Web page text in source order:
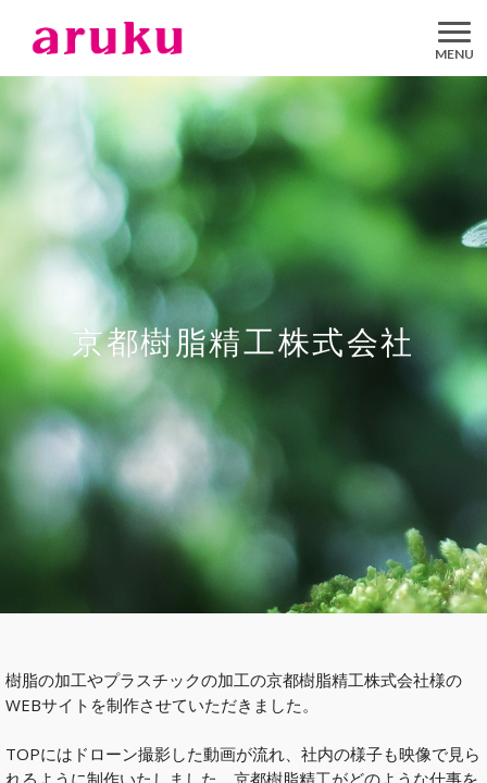
aruku
京都樹脂精工株式会社
樹脂の加工やプラスチックの加工の京都樹脂精工株式会社様の
WEBサイトを制作させていただきました。
TOPにはドローン撮影した動画が流れ、社内の様子も映像で見ら
れるように制作いたしました。京都樹脂精工がどのような仕事を